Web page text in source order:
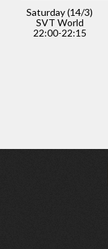
Saturday (14/3)
SVT World
22:00-22:15